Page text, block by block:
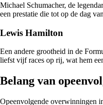
Michael Schumacher, de
een prestatie die tot op de dag
Lewis Hamilton
Een andere grootheid in de
liefst vijf races op rij, wat hem
Belang van
Opeenvolgende overwinningen